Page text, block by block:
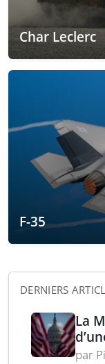
Char Leclerc
F-35
DERNIERS
La
par